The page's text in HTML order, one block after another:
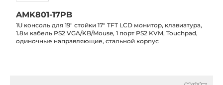
AMK801-17PB
1U консоль для 19" стойки 17" TFT LCD монитор, клавиатура,
1.8м кабель PS2 VGA/KB/Mouse, 1 порт PS2 KVM, Touchpad,
одиночные направляющие, стальной корпус